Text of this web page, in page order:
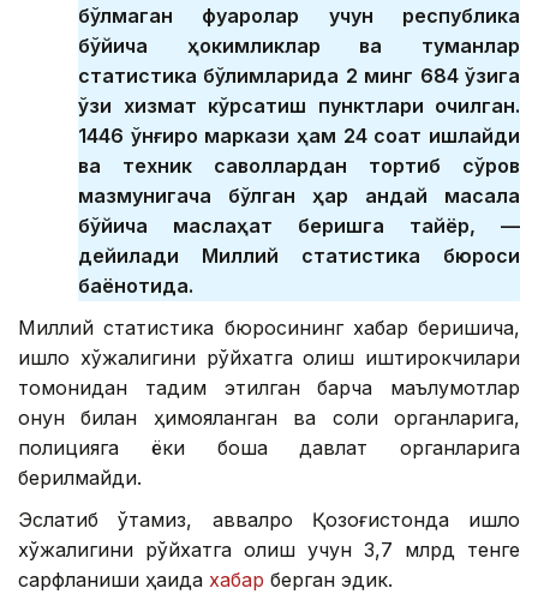
бўлмаган фуқаролар учун республика
бўйича ҳокимликлар ва туманлар
статистика бўлимларида 2 минг 684 ўзига
ўзи хизмат кўрсатиш пунктлари очилган.
1446 қўнғироқ маркази ҳам 24 соат ишлайди
ва техник саволлардан тортиб сўров
мазмунигача бўлган ҳар қандай масала
бўйича маслаҳат беришга тайёр, —
дейилади Миллий статистика бюроси
баёнотида.
Миллий статистика бюросининг хабар беришича,
қишлоқ хўжалигини рўйхатга олиш иштирокчилари
томонидан тақдим этилган барча маълумотлар
қонун билан ҳимояланган ва солиқ органларига,
полицияга ёки бошқа давлат органларига
берилмайди.
Эслатиб ўтамиз, аввалроқ Қозоғистонда қишлоқ
хўжалигини рўйхатга олиш учун 3,7 млрд тенге
сарфланиши ҳақида хабар берган эдик.